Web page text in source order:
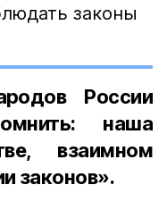
законы
России
наша
взаимном
законов».